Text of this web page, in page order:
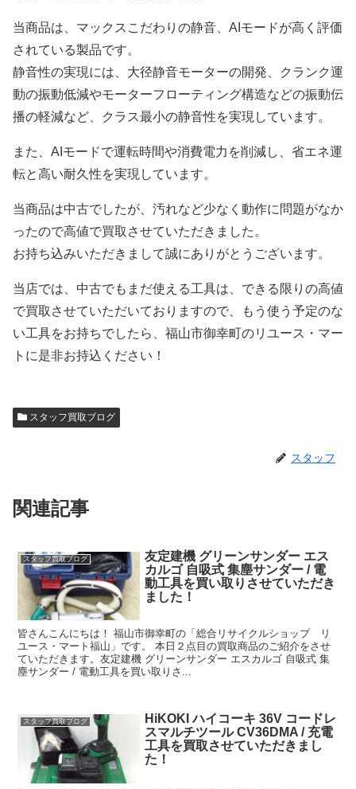
当商品は、マックスこだわりの静音、AIモードが高く評価
されている製品です。
静音性の実現には、大径静音モーターの開発、クランク運
動の振動低減やモーターフローティング構造などの振動伝
播の軽減など、クラス最小の静音性を実現しています。
また、AIモードで運転時間や消費電力を削減し、省エネ運
転と高い耐久性を実現しています。
当商品は中古でしたが、汚れなど少なく動作に問題がなか
ったので高値で買取させていただきました。
お持ち込みいただきまして誠にありがとうございます。
当店では、中古でもまだ使える工具は、できる限りの高値
で買取させていただいておりますので、もう使う予定のな
い工具をお持ちでしたら、福山市御幸町のリユース・マー
トに是非お持込ください！
スタッフ買取ブログ
スタッフ
関連記事
スタッフ買取ブログ
友定建機 グリーンサンダー エス
カルゴ 自吸式 集塵サンダー / 電
動工具を買い取りさせていただき
ました！
皆さんこんにちは！ 福山市御幸町の「総合リサイクルショップ リ
ユース・マート福山」です。 本日２点目の買取商品のご紹介をさせ
ていただきます。友定建機 グリーンサンダー エスカルゴ 自吸式 集
塵サンダー / 電動工具を買い取りさ...
スタッフ買取ブログ
HiKOKI ハイコーキ 36V コードレ
スマルチツール CV36DMA / 充電
工具を買取させていただきまし
た！